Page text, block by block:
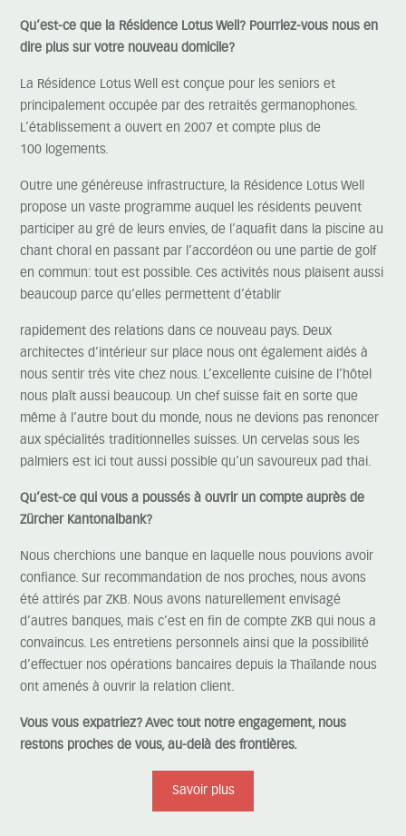
Qu’est-ce que la Résidence Lotus Well? Pourriez-vous nous en
dire plus sur votre nouveau domicile?
La Résidence Lotus Well est conçue pour les seniors et
principalement occupée par des retraités germanophones.
L’établissement a ouvert en 2007 et compte plus de
100 logements.
Outre une généreuse infrastructure, la Résidence Lotus Well
propose un vaste programme auquel les résidents peuvent
participer au gré de leurs envies, de l’aquafit dans la piscine au
chant choral en passant par l’accordéon ou une partie de golf
en commun: tout est possible. Ces activités nous plaisent aussi
beaucoup parce qu’elles permettent d’établir
rapidement des relations dans ce nouveau pays. Deux
architectes d’intérieur sur place nous ont également aidés à
nous sentir très vite chez nous. L’excellente cuisine de l’hôtel
nous plaît aussi beaucoup. Un chef suisse fait en sorte que
même à l’autre bout du monde, nous ne devions pas renoncer
aux spécialités traditionnelles suisses. Un cervelas sous les
palmiers est ici tout aussi possible qu’un savoureux pad thai.
Qu’est-ce qui vous a poussés à ouvrir un compte auprès de
Zürcher Kantonalbank?
Nous cherchions une banque en laquelle nous pouvions avoir
confiance. Sur recommandation de nos proches, nous avons
été attirés par ZKB. Nous avons naturellement envisagé
d’autres banques, mais c’est en fin de compte ZKB qui nous a
convaincus. Les entretiens personnels ainsi que la possibilité
d’effectuer nos opérations bancaires depuis la Thaïlande nous
ont amenés à ouvrir la relation client.
Vous vous expatriez? Avec tout notre engagement, nous
restons proches de vous, au-delà des frontières.
Savoir plus